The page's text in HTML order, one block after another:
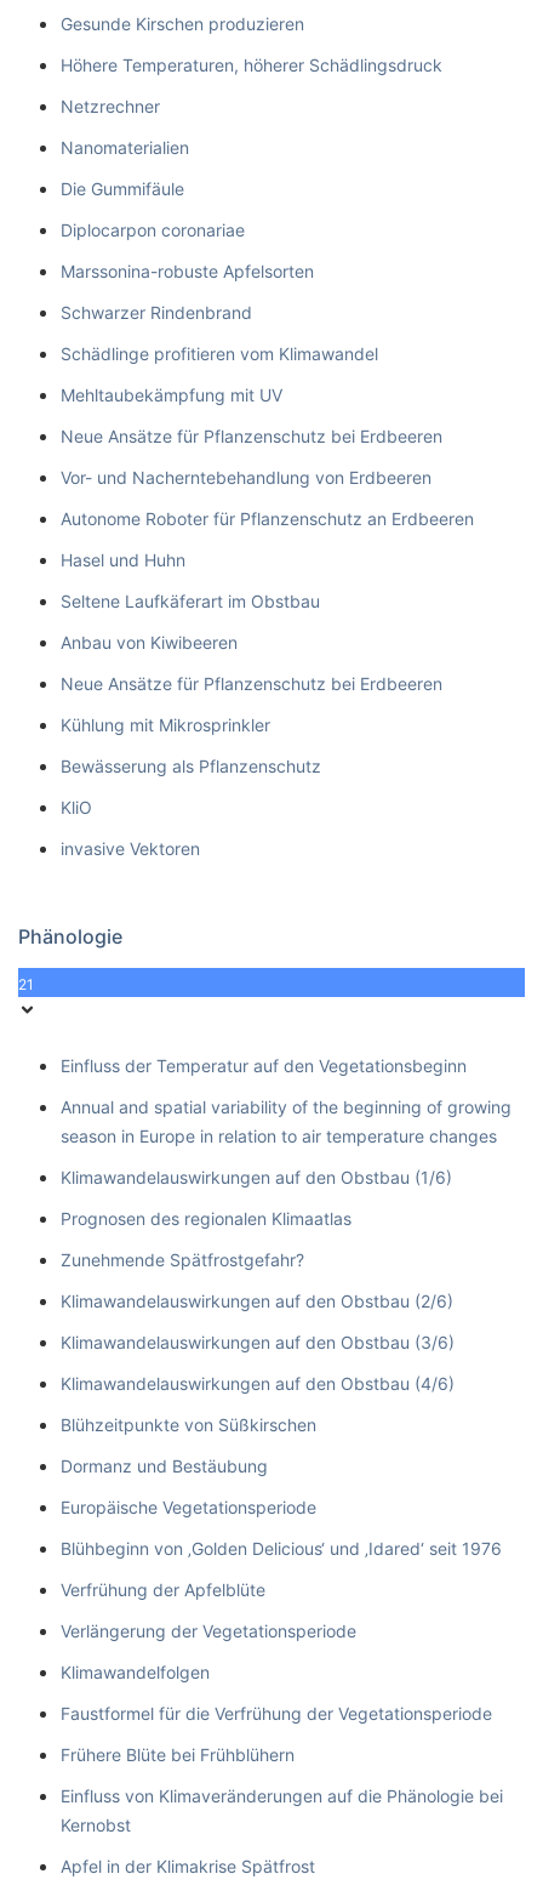
Gesunde Kirschen produzieren
Höhere Temperaturen, höherer Schädlingsdruck
Netzrechner
Nanomaterialien
Die Gummifäule
Diplocarpon coronariae
Marssonina-robuste Apfelsorten
Schwarzer Rindenbrand
Schädlinge profitieren vom Klimawandel
Mehltaubekämpfung mit UV
Neue Ansätze für Pflanzenschutz bei Erdbeeren
Vor- und Nacherntebehandlung von Erdbeeren
Autonome Roboter für Pflanzenschutz an Erdbeeren
Hasel und Huhn
Seltene Laufkäferart im Obstbau
Anbau von Kiwibeeren
Neue Ansätze für Pflanzenschutz bei Erdbeeren
Kühlung mit Mikrosprinkler
Bewässerung als Pflanzenschutz
KliO
invasive Vektoren
Phänologie
21
Einfluss der Temperatur auf den Vegetationsbeginn
Annual and spatial variability of the beginning of growing
season in Europe in relation to air temperature changes
Klimawandelauswirkungen auf den Obstbau (1/6)
Prognosen des regionalen Klimaatlas
Zunehmende Spätfrostgefahr?
Klimawandelauswirkungen auf den Obstbau (2/6)
Klimawandelauswirkungen auf den Obstbau (3/6)
Klimawandelauswirkungen auf den Obstbau (4/6)
Blühzeitpunkte von Süßkirschen
Dormanz und Bestäubung
Europäische Vegetationsperiode
Blühbeginn von ‚Golden Delicious‘ und ‚Idared‘ seit 1976
Verfrühung der Apfelblüte
Verlängerung der Vegetationsperiode
Klimawandelfolgen
Faustformel für die Verfrühung der Vegetationsperiode
Frühere Blüte bei Frühblühern
Einfluss von Klimaveränderungen auf die Phänologie bei
Kernobst
Apfel in der Klimakrise Spätfrost